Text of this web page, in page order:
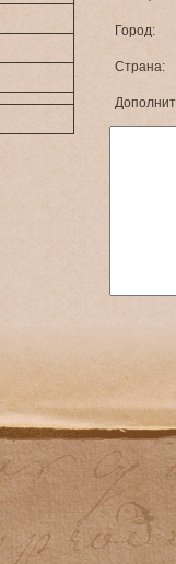
Город:
Страна: